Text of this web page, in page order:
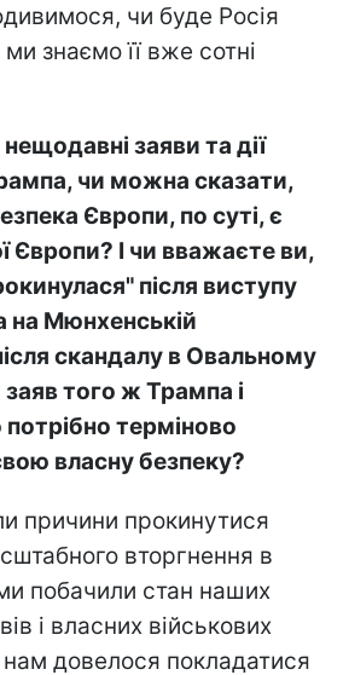
чи буде Росія
знаємо її вже сотні
заяви та дії
чи можна сказати,
Європи, по суті, є
Європи? І чи вважаєте ви,
після виступу
на Мюнхенській
скандалу в Овальному
заяв того ж Трампа і
терміново
власну безпеку?
причини прокинутися
вторгнення в
побачили стан наших
і власних військових
довелося покладатися